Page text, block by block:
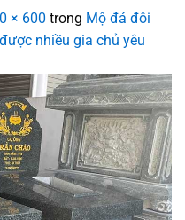
× 600 trong Mộ đá đôi
nhiều gia chủ yêu